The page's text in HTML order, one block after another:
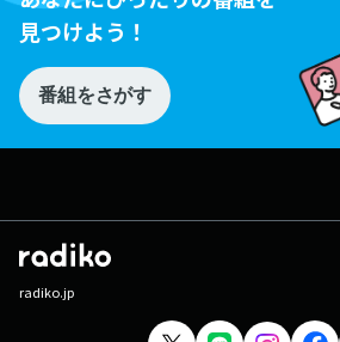
見つけよう！
番組をさがす
radiko.jp